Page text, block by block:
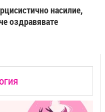
насилие,
оздравявате